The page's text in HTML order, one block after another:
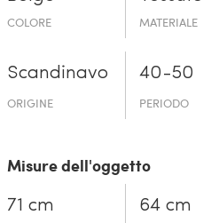
COLORE MATERIALE
Scandinavo
ORIGINE
40-50
PERIODO
Misure dell'oggetto
71 cm 64 cm